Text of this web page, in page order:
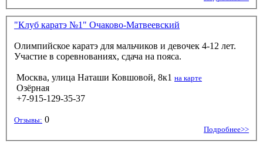
"Клуб каратэ №1" Очаково-Матвеевский
Олимпийское каратэ для мальчиков и девочек 4-12 лет.
Участие в соревнованиях, сдача на пояса.
Москва, улица Наташи Ковшовой, 8к1 на карте
Озёрная
+7-915-129-35-37
Отзывы: 0
Подробнее>>